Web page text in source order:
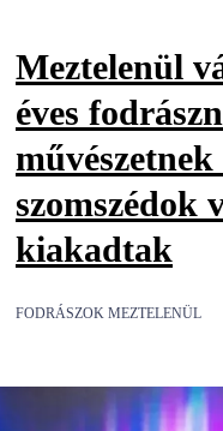
Meztelenül
éves
szomszédok
kiakadtak
FODRÁSZOK MEZTELENÜL